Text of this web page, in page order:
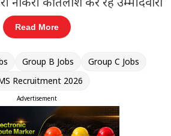
माना जा रहा है।
अंक वाली छात्राओं को ₹1.5 लाख
स्कॉलरशिप, जानें पूरी योजना
Read More
Group B Jobs
Group C Jobs
Recruitment 2026
Advertisement